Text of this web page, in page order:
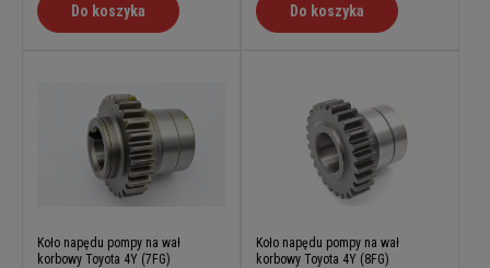
Do koszyka Do koszyka
Koło napędu pompy na wał
korbowy Toyota 4Y (7FG)
Koło napędu pompy na wał
korbowy Toyota 4Y (8FG)